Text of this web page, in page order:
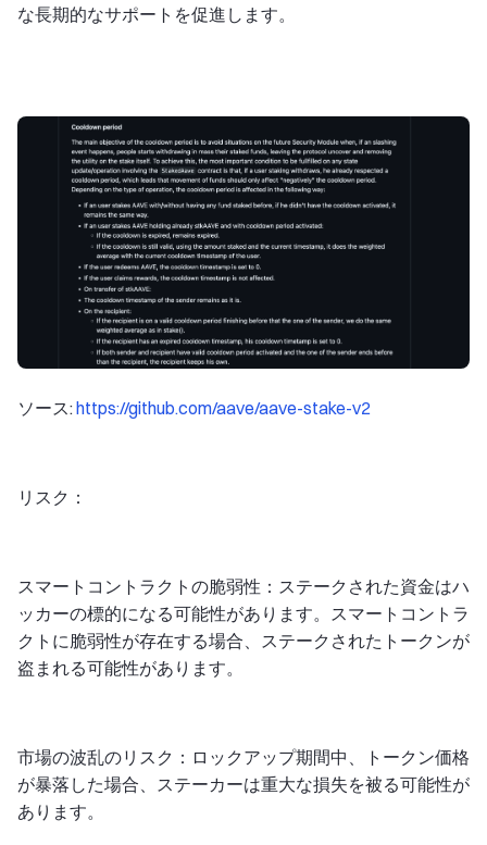
な長期的なサポートを促進します。
ソース:https://github.com/aave/aave-stake-v2
リスク：
スマートコントラクトの脆弱性：ステークされた資金はハ
ッカーの標的になる可能性があります。スマートコントラ
クトに脆弱性が存在する場合、ステークされたトークンが
盗まれる可能性があります。
市場の波乱のリスク：ロックアップ期間中、トークン価格
が暴落した場合、ステーカーは重大な損失を被る可能性が
あります。